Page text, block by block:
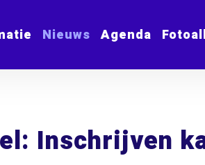
Nieuws Agenda
Inschrijven